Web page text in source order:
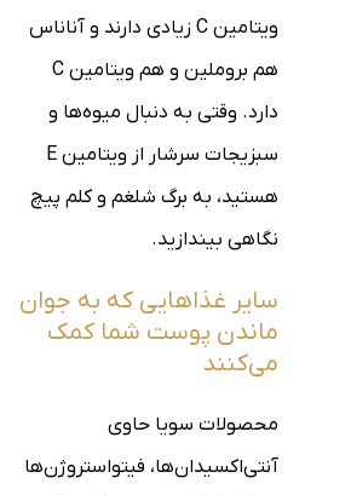
ویتامین C زیادی دارند و آناناس
هم بروملین و هم ویتامین C
دارد. وقتی به دنبال میوه‌ها و
سبزیجات سرشار از ویتامین E
هستید، به برگ شلغم و کلم پیچ
نگاهی بیندازید.
سایر غذاهایی که به جوان
ماندن پوست شما کمک
می‌کنند
محصولات سویا حاوی
آنتی‌اکسیدان‌ها، فیتواستروژن‌ها